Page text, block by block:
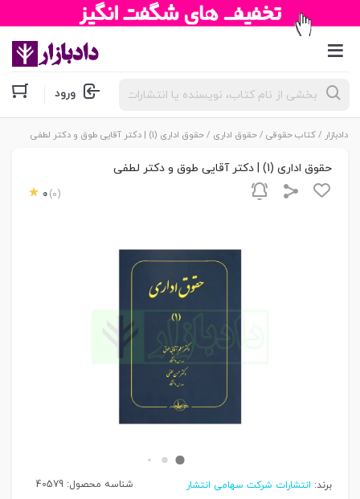
جستجوی
محصولات ورود
دادبازار /کتاب حقوقی /حقوق اداری / حقوق اداری (1) | دکتر آقایی طوق و دکتر لطفی
حقوق اداری (1) | دکتر آقایی طوق و دکتر لطفی
0 (0)
برند: انتشارات شرکت سهامی انتشار شناسه محصول: 40579